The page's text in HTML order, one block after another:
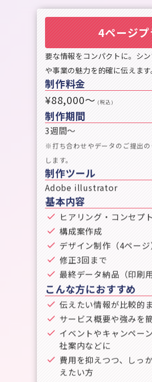
4ページ
要な情報をコンパクトに。シ
や事業の魅力を的確に伝えます
制作料金
¥88,000〜 (税込)
制作期間
3週間〜
※打ち合わせやデータのご提出の
します。
制作ツール
Adobe illustrator
基本内容
ヒアリング・コンセプ
構成案作成
デザイン制作（4ページ
修正3回まで
最終データ納品（印刷用
こんな方におすすめ
伝えたい情報が比較的
サービス概要や強みを
イベントやキャンペー
社案内などに
費用を抑えつつ、しっ
えたい方